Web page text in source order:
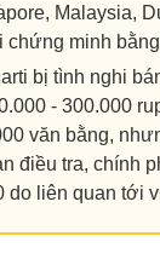
Malaysia,
chứng minh
bị tình nghi
- 300.000
văn bằng,
điều tra, chính
do liên quan tới